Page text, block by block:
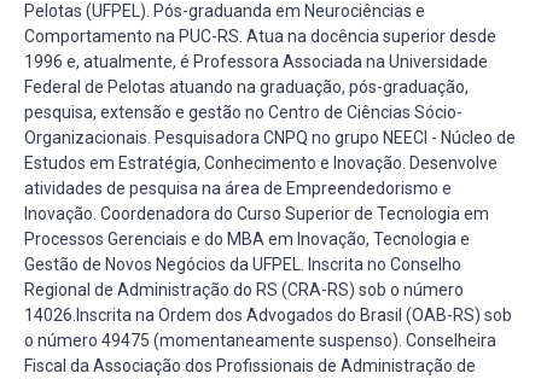
Pelotas (UFPEL). Pós-graduanda em Neurociências e
Comportamento na PUC-RS. Atua na docência superior desde
1996 e, atualmente, é Professora Associada na Universidade
Federal de Pelotas atuando na graduação, pós-graduação,
pesquisa, extensão e gestão no Centro de Ciências Sócio-
Organizacionais. Pesquisadora CNPQ no grupo NEECI - Núcleo de
Estudos em Estratégia, Conhecimento e Inovação. Desenvolve
atividades de pesquisa na área de Empreendedorismo e
Inovação. Coordenadora do Curso Superior de Tecnologia em
Processos Gerenciais e do MBA em Inovação, Tecnologia e
Gestão de Novos Negócios da UFPEL. Inscrita no Conselho
Regional de Administração do RS (CRA-RS) sob o número
14026.Inscrita na Ordem dos Advogados do Brasil (OAB-RS) sob
o número 49475 (momentaneamente suspenso). Conselheira
Fiscal da Associação dos Profissionais de Administração de